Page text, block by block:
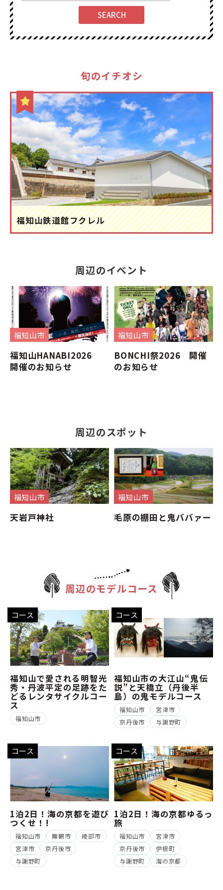
旬のイチオシ
福知山鉄道館フクレル
周辺のイベント
福知山市
福知山HANABI2026
開催のお知らせ
福知山市
BONCHI祭2026 開催
のお知らせ
周辺のスポット
福知山市
天岩戸神社
福知山市
毛原の棚田と鬼ババァー
周辺のモデルコース
コース
福知山で愛される明智光
秀・丹波平定の足跡をた
どるレンタサイクルコー
ス
福知山市
コース
福知山市の大江山“鬼伝
説”と天橋立（丹後半
島）の鬼モデルコース
福知山市
宮津市
京丹後市
与謝野町
コース
1泊2日！海の京都を遊び
つくせ！!
福知山市 舞鶴市
綾部市
宮津市
京丹後市
与謝野町
コース
1泊2日！海の京都ゆるっ
旅
福知山市
宮津市
京丹後市
伊根町
与謝野町
海の京都